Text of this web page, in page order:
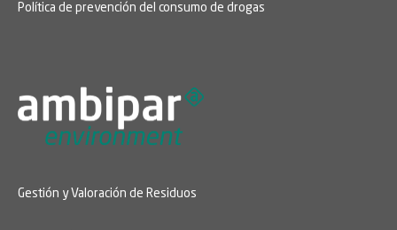
Política de prevención del consumo de drogas
Gestión y Valoración de Residuos